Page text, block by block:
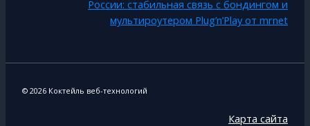
России: стабильная связь с бондингом и
мультироутером Plug’n’Play от mrnet
© 2026 Коктейль веб-технологий
Карта сайта